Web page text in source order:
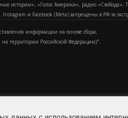
истории», «Голос Америки», радио
и Facebook (Metа) запрещены в РФ за
информации на основе сбора,
территории Российской Федерации)".